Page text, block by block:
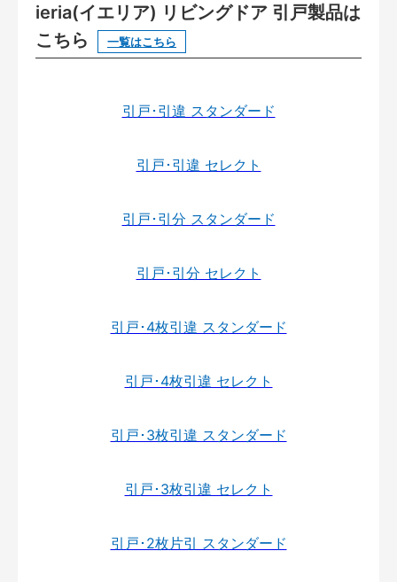
ieria(イエリア) リビングドア 引戸製品は
こちら
一覧はこちら
引戸･引違 スタンダード
引戸･引違 セレクト
引戸･引分 スタンダード
引戸･引分 セレクト
引戸･4枚引違 スタンダード
引戸･4枚引違 セレクト
引戸･3枚引違 スタンダード
引戸･3枚引違 セレクト
引戸･2枚片引 スタンダード